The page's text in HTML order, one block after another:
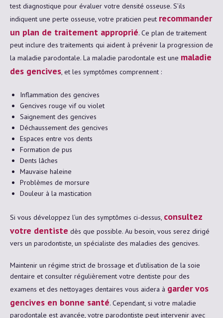
test diagnostique pour évaluer votre densité osseuse. S’ils
indiquent une perte osseuse, votre praticien peut recommander
un plan de traitement approprié. Ce plan de traitement
peut inclure des traitements qui aident à prévenir la progression de
la maladie parodontale. La maladie parodontale est une maladie
des gencives, et les symptômes comprennent :
Inflammation des gencives
Gencives rouge vif ou violet
Saignement des gencives
Déchaussement des gencives
Espaces entre vos dents
Formation de pus
Dents lâches
Mauvaise haleine
Problèmes de morsure
Douleur à la mastication
Si vous développez l’un des symptômes ci-dessus, consultez
votre dentiste dès que possible. Au besoin, vous serez dirigé
vers un parodontiste, un spécialiste des maladies des gencives.
Maintenir un régime strict de brossage et d’utilisation de la soie
dentaire et consulter régulièrement votre dentiste pour des
examens et des nettoyages dentaires vous aidera à garder vos
gencives en bonne santé. Cependant, si votre maladie
parodontale est avancée, votre parodontiste peut intervenir avec